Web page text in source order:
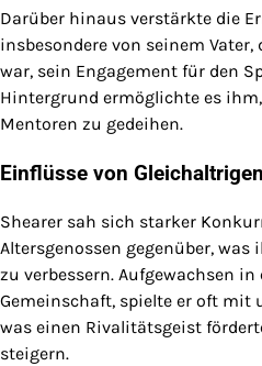
Darüber hinaus verstärkte die
insbesondere von seinem
war, sein Engagement für den
Hintergrund ermöglichte es
Mentoren zu gedeihen.
Einflüsse von
Shearer sah sich starker
Altersgenossen gegenüber,
zu verbessern. Aufgewachsen
Gemeinschaft, spielte er oft mit
was einen Rivalitätsgeist
steigern.